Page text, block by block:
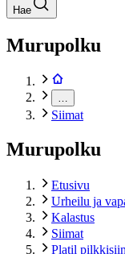
Hae
Murupolku
Siimat
Murupolku
Etusivu
Urheilu ja
Kalastus
Siimat
Platil